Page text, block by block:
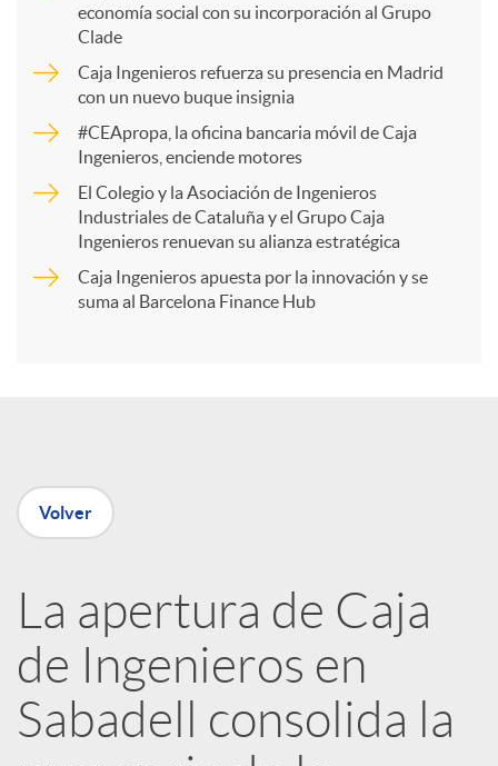
r
n
R
e
d
economía social con su incorporación al Grupo
Clade
Caja Ingenieros refuerza su presencia en Madrid
con un nuevo buque insignia
#CEApropa, la oficina bancaria móvil de Caja
Ingenieros, enciende motores
El Colegio y la Asociación de Ingenieros
Industriales de Cataluña y el Grupo Caja
Ingenieros renuevan su alianza estratégica
Caja Ingenieros apuesta por la innovación y se
suma al Barcelona Finance Hub
Volver
La apertura de Caja
de Ingenieros en
Sabadell consolida la